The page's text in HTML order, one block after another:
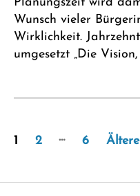
Planungszeit wird
Wunsch vieler
Wirklichkeit.
umgesetzt „Die
1 2 … 6 Ältere